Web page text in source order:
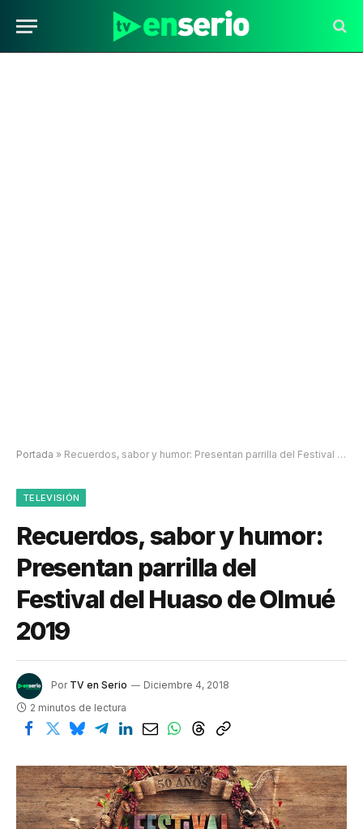
Portada » Recuerdos, sabor y humor: Presentan parrilla del Festival del Huaso de Olmué 2019
TELEVISIÓN
Recuerdos, sabor y humor:
Presentan parrilla del
Festival del Huaso de Olmué
2019
Por TV en Serio
Diciembre 4, 2018
2 minutos de lectura